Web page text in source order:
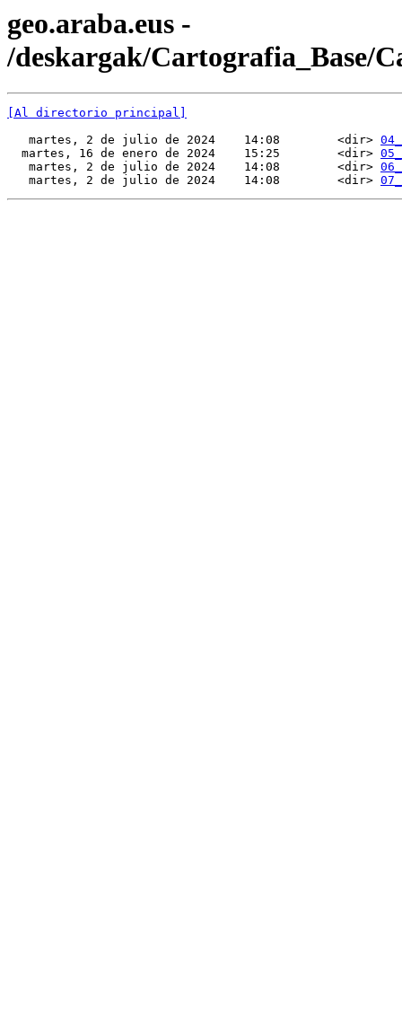
geo.araba.eus -
/deskargak/Cartografia_Base/
[Al directorio principal]
   martes, 2 de julio de 2024    14:08        <dir>
  martes, 16 de enero de 2024    15:25        <dir>
   martes, 2 de julio de 2024    14:08        <dir>
   martes, 2 de julio de 2024    14:08        <dir>